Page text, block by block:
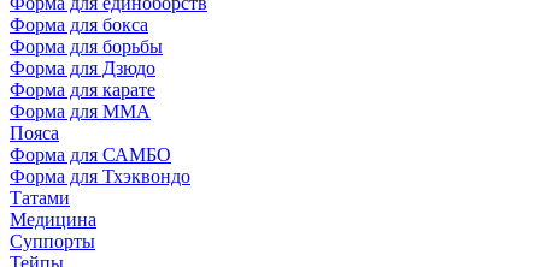
Форма для бокса
Форма для борьбы
Форма для Дзюдо
Форма для карате
Форма для MMA
Пояса
Форма для САМБО
Форма для Тхэквондо
Татами
Медицина
Суппорты
Тейпы